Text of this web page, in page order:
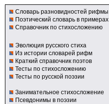
Словарь разновидностей рифмы
Поэтический словарь в примерах
Справочник по стихосложению
Эволюция русского стиха
Из истории словарей рифм
Краткий справочник поэтов
Тесты по стихосложению
Тесты по русской поэзии
Занимательное стихосложение
Псевдонимы в поэзии